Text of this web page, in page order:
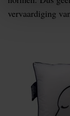
vervaardiging